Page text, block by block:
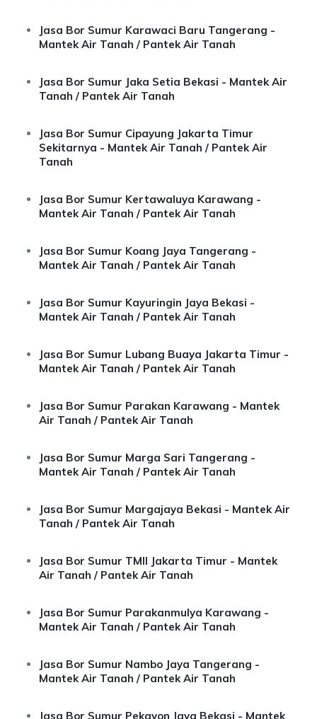
Jasa Bor Sumur Karawaci Baru Tangerang -
Mantek Air Tanah / Pantek Air Tanah
Jasa Bor Sumur Jaka Setia Bekasi - Mantek Air
Tanah / Pantek Air Tanah
Jasa Bor Sumur Cipayung Jakarta Timur
Sekitarnya - Mantek Air Tanah / Pantek Air
Tanah
Jasa Bor Sumur Kertawaluya Karawang -
Mantek Air Tanah / Pantek Air Tanah
Jasa Bor Sumur Koang Jaya Tangerang -
Mantek Air Tanah / Pantek Air Tanah
Jasa Bor Sumur Kayuringin Jaya Bekasi -
Mantek Air Tanah / Pantek Air Tanah
Jasa Bor Sumur Lubang Buaya Jakarta Timur -
Mantek Air Tanah / Pantek Air Tanah
Jasa Bor Sumur Parakan Karawang - Mantek
Air Tanah / Pantek Air Tanah
Jasa Bor Sumur Marga Sari Tangerang -
Mantek Air Tanah / Pantek Air Tanah
Jasa Bor Sumur Margajaya Bekasi - Mantek Air
Tanah / Pantek Air Tanah
Jasa Bor Sumur TMII Jakarta Timur - Mantek
Air Tanah / Pantek Air Tanah
Jasa Bor Sumur Parakanmulya Karawang -
Mantek Air Tanah / Pantek Air Tanah
Jasa Bor Sumur Nambo Jaya Tangerang -
Mantek Air Tanah / Pantek Air Tanah
Jasa Bor Sumur Pekayon Jaya Bekasi - Mantek